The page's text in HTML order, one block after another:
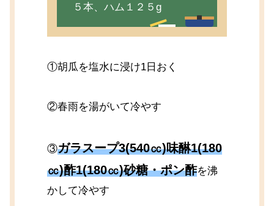
５本、ハム１２５g
①胡瓜を塩水に浸け1日おく
②春雨を湯がいて冷やす
③ガラスープ3(540㏄)味醂1(180
㏄)酢1(180㏄)砂糖・ポン酢を沸
かして冷やす